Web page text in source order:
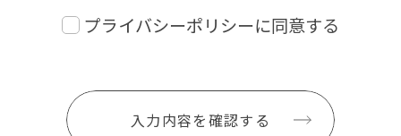
プライバシーポリシーに同意する
入力内容を確認する